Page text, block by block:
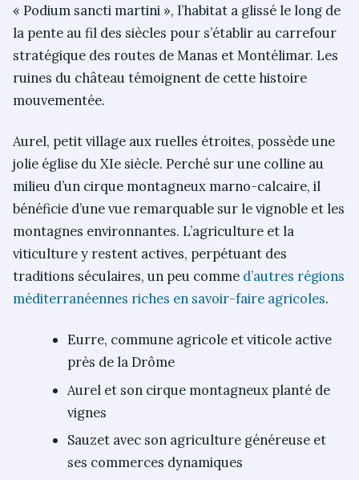
« Podium sancti martini », l’habitat a glissé le long de
la pente au fil des siècles pour s’établir au carrefour
stratégique des routes de Manas et Montélimar. Les
ruines du château témoignent de cette histoire
mouvementée.
Aurel, petit village aux ruelles étroites, possède une
jolie église du XIe siècle. Perché sur une colline au
milieu d’un cirque montagneux marno-calcaire, il
bénéficie d’une vue remarquable sur le vignoble et les
montagnes environnantes. L’agriculture et la
viticulture y restent actives, perpétuant des
traditions séculaires, un peu comme d’autres régions
méditerranéennes riches en savoir-faire agricoles.
Eurre, commune agricole et viticole active
près de la Drôme
Aurel et son cirque montagneux planté de
vignes
Sauzet avec son agriculture généreuse et
ses commerces dynamiques